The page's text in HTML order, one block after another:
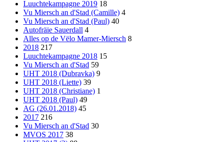
Luuchtekampagne 2019 18
Vu Miersch an d'Stad (Camille) 4
Vu Miersch an d'Stad (Paul) 40
Autofräie Sauerdall 4
Alles op de Vëlo Mamer-Miersch 8
2018 217
Luuchtekampagne 2018 15
Vu Miersch an d'Stad 59
UHT 2018 (Dubravka) 9
UHT 2018 (Liette) 39
UHT 2018 (Christiane) 1
UHT 2018 (Paul) 49
AG (26.01.2018) 45
2017 216
Vu Miersch an d'Stad 30
MVOS 2017 38